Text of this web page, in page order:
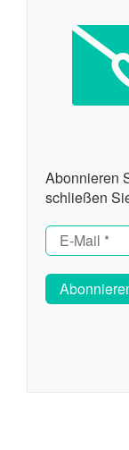
Abonnieren
schließen